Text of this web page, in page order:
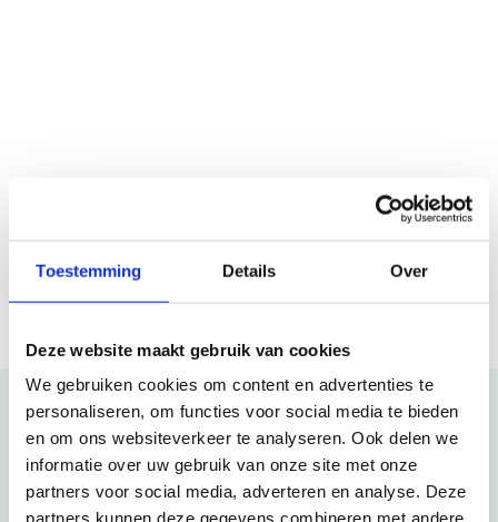
Toestemming Details Over
Deze website maakt gebruik van cookies
We gebruiken cookies om content en advertenties te
personaliseren, om functies voor social media te bieden
en om ons websiteverkeer te analyseren. Ook delen we
informatie over uw gebruik van onze site met onze
partners voor social media, adverteren en analyse. Deze
partners kunnen deze gegevens combineren met andere
Kunnen wij u helpen?
Telefonisch